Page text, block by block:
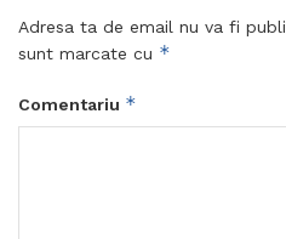
Adresa ta de email nu va fi
sunt marcate cu *
Comentariu *